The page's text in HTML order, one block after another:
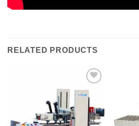
RELATED PRODUCTS
Add to
Wishlist